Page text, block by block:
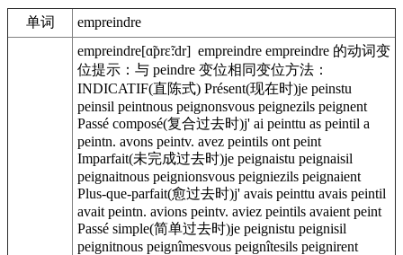
单词 empreindre
empreindre[ɑ̃prɛ̃:dr] empreindre empreindre 的动词变
位提示：与 peindre 变位相同变位方法：
INDICATIF(直陈式) Présent(现在时)je peinstu
peinsil peintnous peignonsvous peignezils peignent
Passé composé(复合过去时)j' ai peinttu as peintil a
peintn. avons peintv. avez peintils ont peint
Imparfait(未完成过去时)je peignaistu peignaisil
peignaitnous peignionsvous peigniezils peignaient
Plus-que-parfait(愈过去时)j' avais peinttu avais peintil
avait peintn. avions peintv. aviez peintils avaient peint
Passé simple(简单过去时)je peignistu peignisil
peignitnous peignîmesvous peignîtesils peignirent